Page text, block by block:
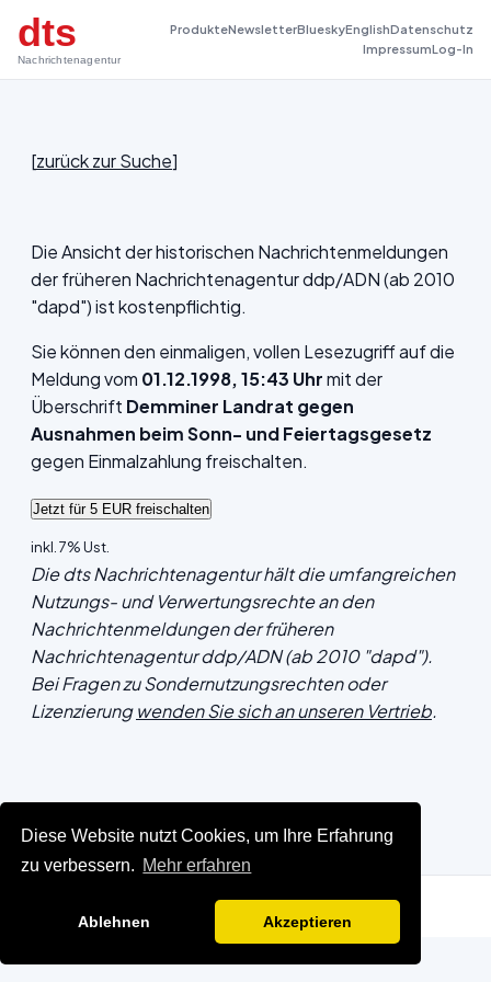
Diese Website nutzt Cookies, um Ihre Erfahrung
zu verbessern. Mehr erfahren
Ablehnen Akzeptieren
dts
Nachrichtenagentur
ProdukteNewsletterBlueskyEnglishDatenschutz
ImpressumLog-In
[zurück zur Suche]
Die Ansicht der historischen Nachrichtenmeldungen
der früheren Nachrichtenagentur ddp/ADN (ab 2010
"dapd") ist kostenpflichtig.
Sie können den einmaligen, vollen Lesezugriff auf die
Meldung vom 01.12.1998, 15:43 Uhrmit der
Überschrift Demminer Landrat gegen
Ausnahmen beim Sonn- und Feiertagsgesetz
gegen Einmalzahlung freischalten.
inkl. 7% Ust.
Die dts Nachrichtenagentur hält die umfangreichen
Nutzungs- und Verwertungsrechte an den
Nachrichtenmeldungen der früheren
Nachrichtenagentur ddp/ADN (ab 2010 "dapd").
Bei Fragen zu Sondernutzungsrechten oder
Lizenzierungwenden Sie sich an unseren Vertrieb.